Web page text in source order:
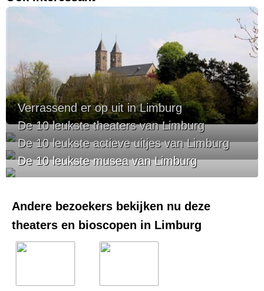
Verrassend er op uit in Limburg
De 10 leukste theaters van Limburg
De 10 leukste actieve uitjes van Limburg
De 10 leukste musea van Limburg
Andere bezoekers bekijken nu deze
theaters en bioscopen in Limburg